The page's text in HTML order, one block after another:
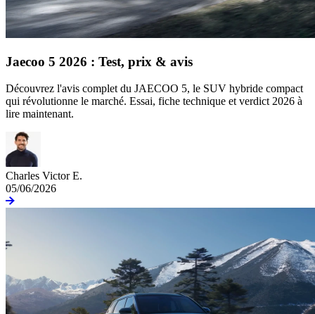
Jaecoo 5 2026 : Test, prix & avis
Découvrez l'avis complet du JAECOO 5, le SUV hybride compact
qui révolutionne le marché. Essai, fiche technique et verdict 2026 à
lire maintenant.
Charles Victor E.
05/06/2026